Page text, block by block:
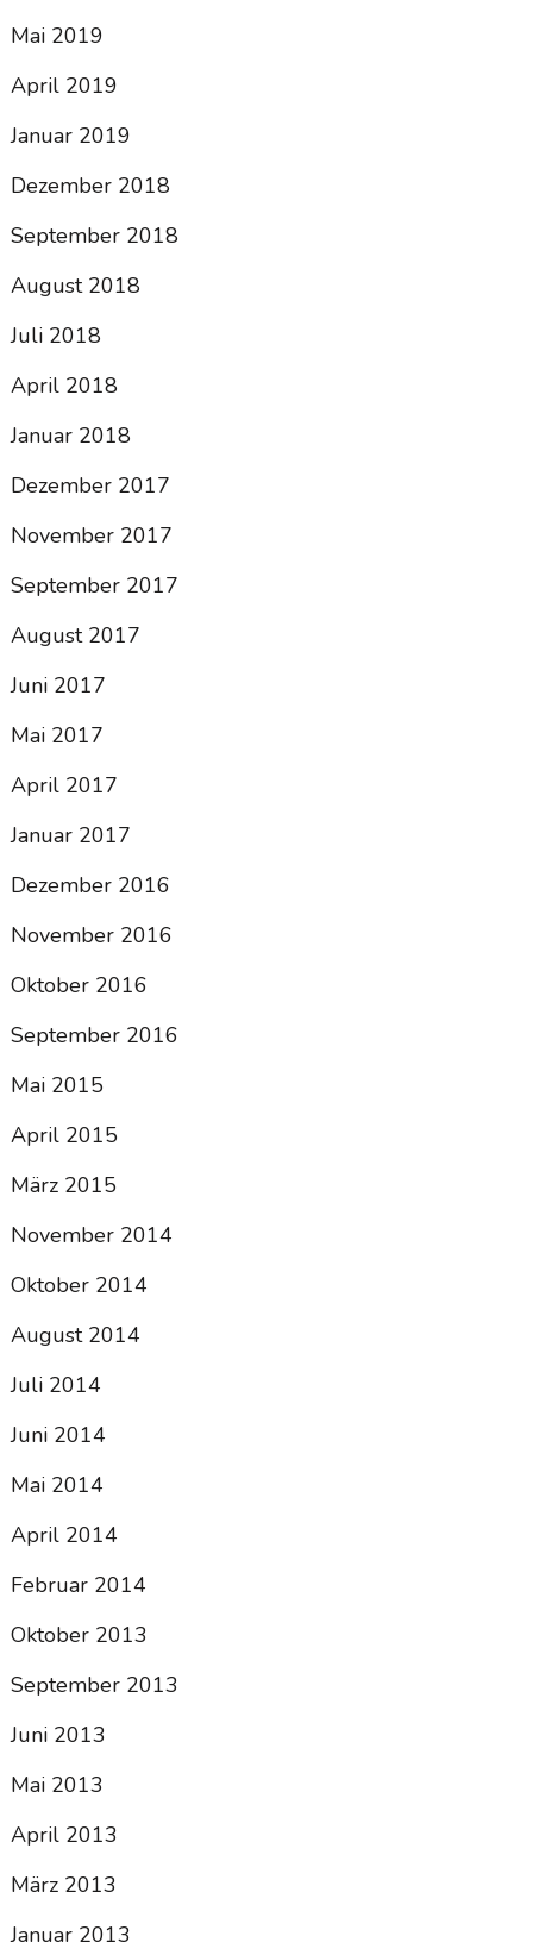
Mai 2019
April 2019
Januar 2019
Dezember 2018
September 2018
August 2018
Juli 2018
April 2018
Januar 2018
Dezember 2017
November 2017
September 2017
August 2017
Juni 2017
Mai 2017
April 2017
Januar 2017
Dezember 2016
November 2016
Oktober 2016
September 2016
Mai 2015
April 2015
März 2015
November 2014
Oktober 2014
August 2014
Juli 2014
Juni 2014
Mai 2014
April 2014
Februar 2014
Oktober 2013
September 2013
Juni 2013
Mai 2013
April 2013
März 2013
Januar 2013